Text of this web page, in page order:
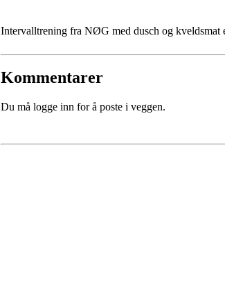
Intervalltrening fra NØG med dusch og
Kommentarer
Du må logge inn for å poste i veggen.